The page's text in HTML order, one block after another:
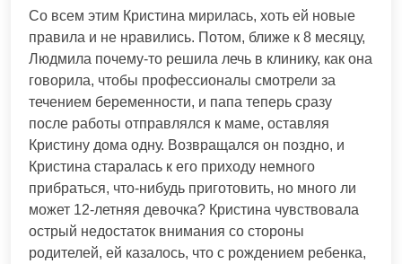
Со всем этим Кристина мирилась, хоть ей новые
правила и не нравились. Потом, ближе к 8 месяцу,
Людмила почему-то решила лечь в клинику, как она
говорила, чтобы профессионалы смотрели за
течением беременности, и папа теперь сразу
после работы отправлялся к маме, оставляя
Кристину дома одну. Возвращался он поздно, и
Кристина старалась к его приходу немного
прибраться, что-нибудь приготовить, но много ли
может 12-летняя девочка? Кристина чувствовала
острый недостаток внимания со стороны
родителей, ей казалось, что с рождением ребенка,